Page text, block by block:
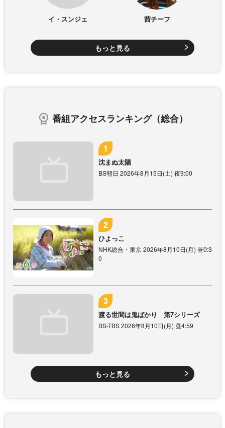
イ・スンジェ 茜チーフ
もっと見る
番組アクセスランキング（総合）
沈まぬ太陽
BS朝日 2026年8月15日(土) 夜9:00
ひよっこ
NHK総合・東京 2026年8月10日(月) 昼0:3
0
渡る世間は鬼ばかり 第7シリーズ
BS-TBS 2026年8月10日(月) 昼4:59
もっと見る